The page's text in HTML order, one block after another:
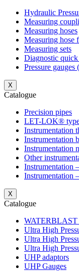
Hydraulic
Measuring
Measuring hoses
Measuring hose
Measuring sets
Diagnostic quick
Pressure gauges
X
Catalogue
Precision pipes
LET-LOK® type
Instrumentation
Instrumentation
Instrumentation
Other
Instrumentation
Instrumentation
X
Catalogue
WATERBLAST
Ultra High
Ultra High
Ultra High
UHP adaptors
UHP Gauges